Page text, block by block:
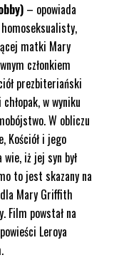
– opowiada
homoseksualisty,
matki Mary
członkiem
prezbiteriański
w wyniku
W obliczu
Kościół i jego
iż jej syn był
to jest skazany na
Mary Griffith
Film powstał na
Leroya